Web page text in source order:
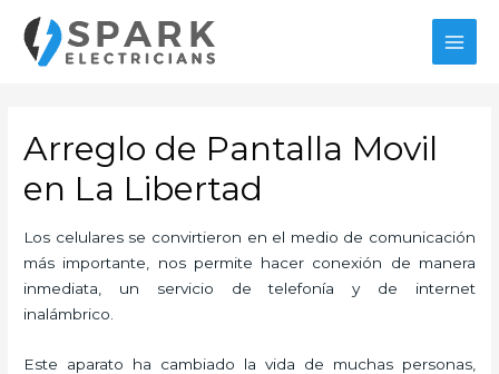
contenido
Arreglo de Pantalla Movil
en La Libertad
Los celulares se convirtieron en el medio de comunicación
más importante, nos permite hacer conexión de manera
inmediata, un servicio de telefonía y de internet
inalámbrico.
Este aparato ha cambiado la vida de muchas personas,